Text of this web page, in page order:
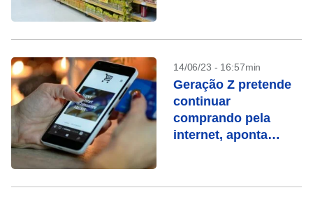
14/06/23 - 16:57min
Geração Z pretende
continuar
comprando pela
internet, aponta